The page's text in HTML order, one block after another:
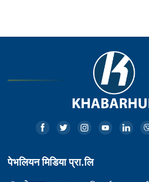
पेभलियन मिडिया प्रा.लि